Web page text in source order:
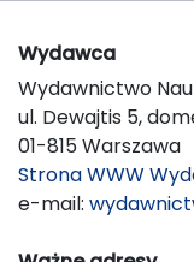
Wydawca
Wydawnictwo
ul. Dewajtis 5,
01-815 Warszawa
Strona WWW
e-mail: